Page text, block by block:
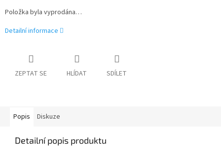
Položka byla vyprodána…
Detailní informace
ZEPTAT SE HLÍDAT SDÍLET
Popis Diskuze
Detailní popis produktu